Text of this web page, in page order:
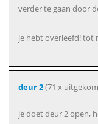
verder te gaan door
je hebt overleefd! tot
deur 2(71 x
je doet deur 2 open,